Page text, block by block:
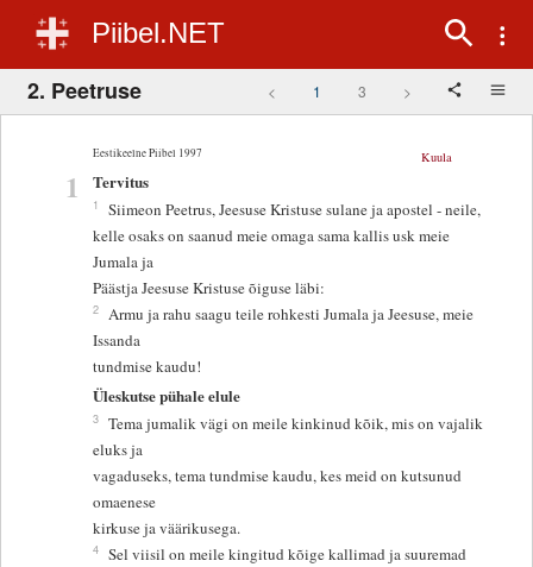
Piibel.NET
2. Peetruse < 1 3 >
Eestikeelne Piibel 1997
1
Kuula
Tervitus
1
Siimeon Peetrus, Jeesuse Kristuse sulane ja apostel - neile,
kelle osaks on saanud meie omaga sama kallis usk meie
Jumala ja
Päästja Jeesuse Kristuse õiguse läbi:
2 Armu ja rahu saagu teile rohkesti Jumala ja Jeesuse, meie
Issanda
tundmise kaudu!
Üleskutse pühale elule
3 Tema jumalik vägi on meile kinkinud kõik, mis on vajalik
eluks ja
vagaduseks, tema tundmise kaudu, kes meid on kutsunud
omaenese
kirkuse ja väärikusega.
4 Sel viisil on meile kingitud kõige kallimad ja suuremad